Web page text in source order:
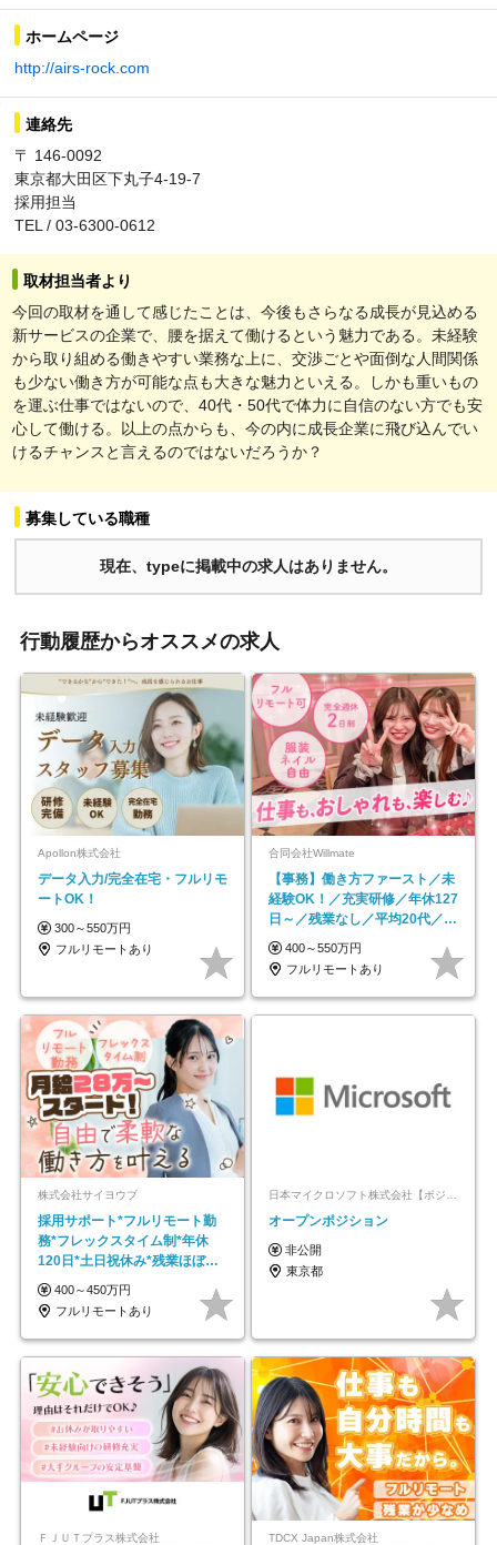
ホームページ
http://airs-rock.com
連絡先
〒 146-0092
東京都大田区下丸子4-19-7
採用担当
TEL / 03-6300-0612
取材担当者より
今回の取材を通して感じたことは、今後もさらなる成長が見込める
新サービスの企業で、腰を据えて働けるという魅力である。未経験
から取り組める働きやすい業務な上に、交渉ごとや面倒な人間関係
も少ない働き方が可能な点も大きな魅力といえる。しかも重いもの
を運ぶ仕事ではないので、40代・50代で体力に自信のない方でも安
心して働ける。以上の点からも、今の内に成長企業に飛び込んでい
けるチャンスと言えるのではないだろうか？
募集している職種
現在、typeに掲載中の求人はありません。
行動履歴からオススメの求人
Apollon株式会社
データ入力/完全在宅・フルリモ
ートOK！
300～550万円
フルリモートあり
合同会社Willmate
【事務】働き方ファースト／未
経験OK！／充実研修／年休127
日～／残業なし／平均20代／リ
モートOK
400～550万円
フルリモートあり
株式会社サイヨウブ
採用サポート*フルリモート勤
務*フレックスタイム制*年休
120日*土日祝休み*残業ほぼな
し*育児中社員8割以上
400～450万円
フルリモートあり
日本マイクロソフト株式会社【ポジションマッチ登録】
オープンポジション
非公開
東京都
ＦＪＵＴプラス株式会社 TDCX Japan株式会社